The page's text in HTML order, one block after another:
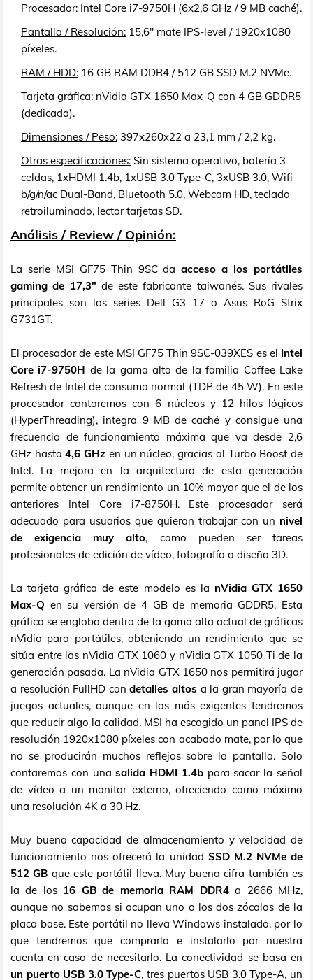
Procesador: Intel Core i7-9750H (6x2,6 GHz / 9 MB caché).
Pantalla / Resolución: 15,6" mate IPS-level / 1920x1080
píxeles.
RAM / HDD: 16 GB RAM DDR4 / 512 GB SSD M.2 NVMe.
Tarjeta gráfica: nVidia GTX 1650 Max-Q con 4 GB GDDR5
(dedicada).
Dimensiones / Peso: 397x260x22 a 23,1 mm / 2,2 kg.
Otras especificaciones: Sin sistema operativo, batería 3
celdas, 1xHDMI 1.4b, 1xUSB 3.0 Type-C, 3xUSB 3.0, Wifi
b/g/n/ac Dual-Band, Bluetooth 5.0, Webcam HD, teclado
retroiluminado, lector tarjetas SD.
Análisis / Review / Opinión:
La serie MSI GF75 Thin 9SC daacceso a los portátiles
gaming de 17,3" de este fabricante taiwanés. Sus rivales
principales son las series Dell G3 17 o Asus RoG Strix
G731GT.
El procesador de este MSI GF75 Thin 9SC-039XES es el Intel
Core i7-9750H de la gama alta de la familia Coffee Lake
Refresh de Intel de consumo normal (TDP de 45 W). En este
procesador contaremos con 6 núcleos y 12 hilos lógicos
(HyperThreading), integra 9 MB de caché y consigue una
frecuencia de funcionamiento máxima que va desde 2,6
GHz hasta4,6 GHz en un núcleo, gracias al Turbo Boost de
Intel. La mejora en la arquitectura de esta generación
permite obtener un rendimiento un 10% mayor que el de los
anteriores Intel Core i7-8750H. Este procesador será
adecuado para usuarios que quieran trabajar con un nivel
de exigencia muy alto, como pueden ser tareas
profesionales de edición de vídeo, fotografía o diseño 3D.
La tarjeta gráfica de este modelo es la nVidia GTX 1650
Max-Q en su versión de 4 GB de memoria GDDR5. Esta
gráfica se engloba dentro de la gama alta actual de gráficas
nVidia para portátiles, obteniendo un rendimiento que se
sitúa entre las nVidia GTX 1060 y nVidia GTX 1050 Ti de la
generación pasada. La nVidia GTX 1650 nos permitirá jugar
a resolución FullHD condetalles altos a la gran mayoría de
juegos actuales, aunque en los más exigentes tendremos
que reducir algo la calidad. MSI ha escogido un panel IPS de
resolución 1920x1080 píxeles con acabado mate, por lo que
no se producirán muchos reflejos sobre la pantalla. Solo
contaremos con unasalida HDMI 1.4bpara sacar la señal
de vídeo a un monitor externo, ofreciendo como máximo
una resolución 4K a 30 Hz.
Muy buena capacidad de almacenamiento y velocidad de
funcionamiento nos ofrecerá la unidad SSD M.2 NVMe de
512 GB que este portátil lleva. Muy buena cifra también es
la de los 16 GB de memoria RAM DDR4a 2666 MHz,
aunque no sabemos si ocupan uno o los dos zócalos de la
placa base. Este portátil no lleva Windows instalado, por lo
que tendremos que comprarlo e instalarlo por nuestra
cuenta en caso de necesitarlo. La conectividad se basa en
un puerto USB 3.0 Type-C, tres puertos USB 3.0 Type-A, un